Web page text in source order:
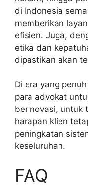
di Indonesia
memberikan
efisien. Juga,
etika dan
dipastikan akan
Di era yang
para advokat
berinovasi, untuk
harapan klien
peningkatan
keseluruhan.
FAQ